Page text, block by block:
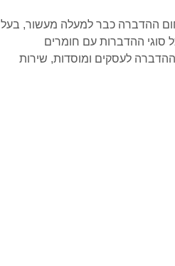
ההדברה כבר למעלה מעשור, בעל
סוגי ההדברות עם חומרים
לעסקים ומוסדות, שירות